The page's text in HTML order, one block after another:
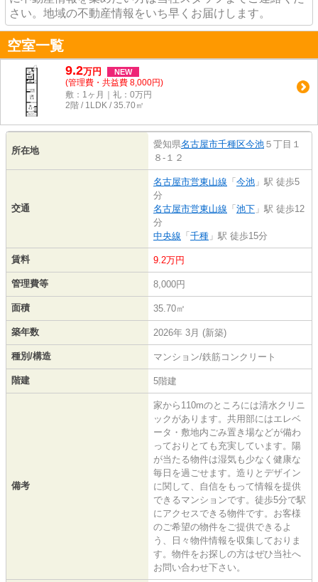
さい。地域の不動産情報をいち早くお届けします。
空室一覧
9.2万円 NEW
(管理費・共益費 8,000円)
敷：1ヶ月｜礼：0万円
2階 / 1LDK / 35.70㎡
所在地
愛知県名古屋市千種区今池 ５丁目１
８-１２
交通
名古屋市営東山線 「 今池 」駅 徒歩5
分
名古屋市営東山線 「 池下 」駅 徒歩12
分
中央線 「 千種 」駅 徒歩15分
賃料 9.2万円
管理費等 8,000円
面積 35.70㎡
築年数 2026年 3月 (新築)
種別/構造 マンション/鉄筋コンクリート
階建 5階建
備考
家から110mのところには清水クリニ
ックがあります。共用部にはエレベ
ータ・敷地内ごみ置き場などが備わ
っておりとても充実しています。陽
が当たる物件は湿気も少なく健康な
毎日を過ごせます。造りとデザイン
に関して、自信をもって情報を提供
できるマンションです。徒歩5分で駅
にアクセスできる物件です。お客様
のご希望の物件をご提供できるよ
う、日々物件情報を収集しておりま
す。物件をお探しの方はぜひ当社へ
お問い合わせ下さい。